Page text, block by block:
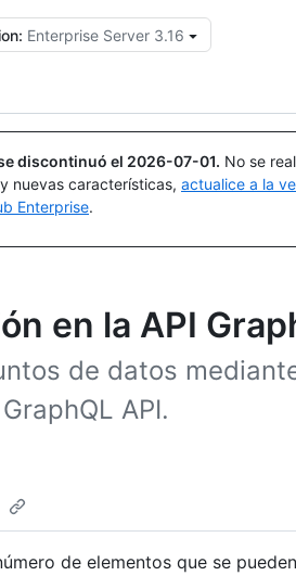
Enterprise Server 3.16
discontinuó el 2026-07-01. No se
nuevas características, actualice a la
Enterprise.
en la API
de datos
API.
de elementos que se